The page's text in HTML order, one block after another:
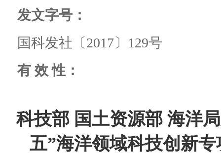
发文字号：
国科发社〔2017〕129号
有 效 性：
科技部 国土资源部 海洋
五”海洋领域科技创新